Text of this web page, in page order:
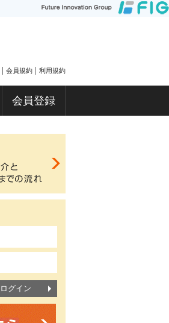
会員規約 利用規約
会員登録
ログイン